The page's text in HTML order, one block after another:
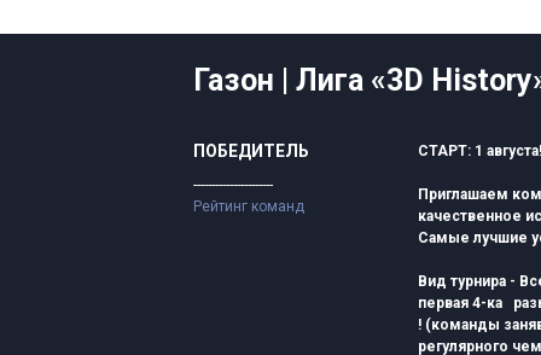
Газон | Лига «3D
ПОБЕДИТЕЛЬ
----------------------
Рейтинг команд
СТАРТ: 1 августа!
Приглашаем
качественное
Самые лучшие
Вид турнира -
первая 4-ка
! (команды
регулярного